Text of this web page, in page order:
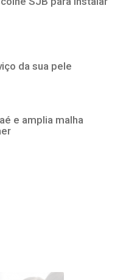
da sua pele
e amplia malha